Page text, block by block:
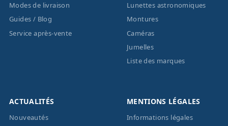
Modes de livraison
Guides / Blog
Service après-vente
Lunettes astronomiques
Montures
Caméras
Jumelles
Liste des marques
ACTUALITÉS
Nouveautés
MENTIONS LÉGALES
Informations légales